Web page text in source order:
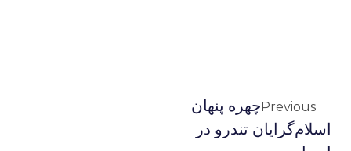
Previousچهره پنهان
اسلام‌گرایان تندرو در